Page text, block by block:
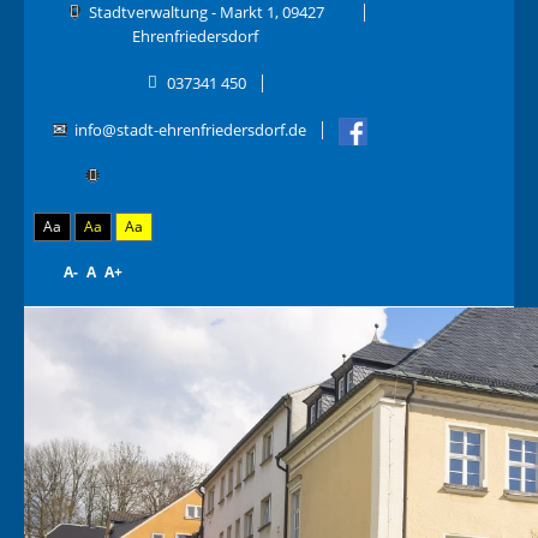
Stadtverwaltung - Markt 1, 09427
Ehrenfriedersdorf
037341 450
info@stadt-ehrenfriedersdorf.de
Aa Aa Aa
A- A A+